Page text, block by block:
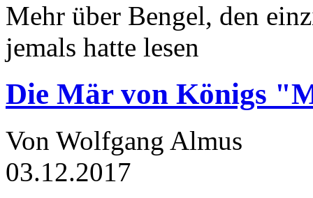
Mehr über Bengel, den
jemals hatte lesen
Die Mär von Königs
Von Wolfgang Almus
03.12.2017